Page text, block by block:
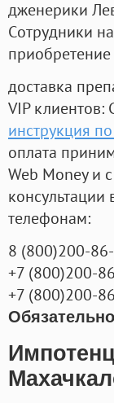
дженерики
Cотрудники
доставка
VIP клиентов:
инструкция
оплата
Web Money и
телефонам:
8 (800)200-
+7 (800)200-
+7 (800)200-